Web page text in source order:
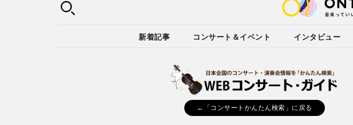
新着記事 コンサート＆イベント インタビュー
←「コンサートかんたん検索」に戻る